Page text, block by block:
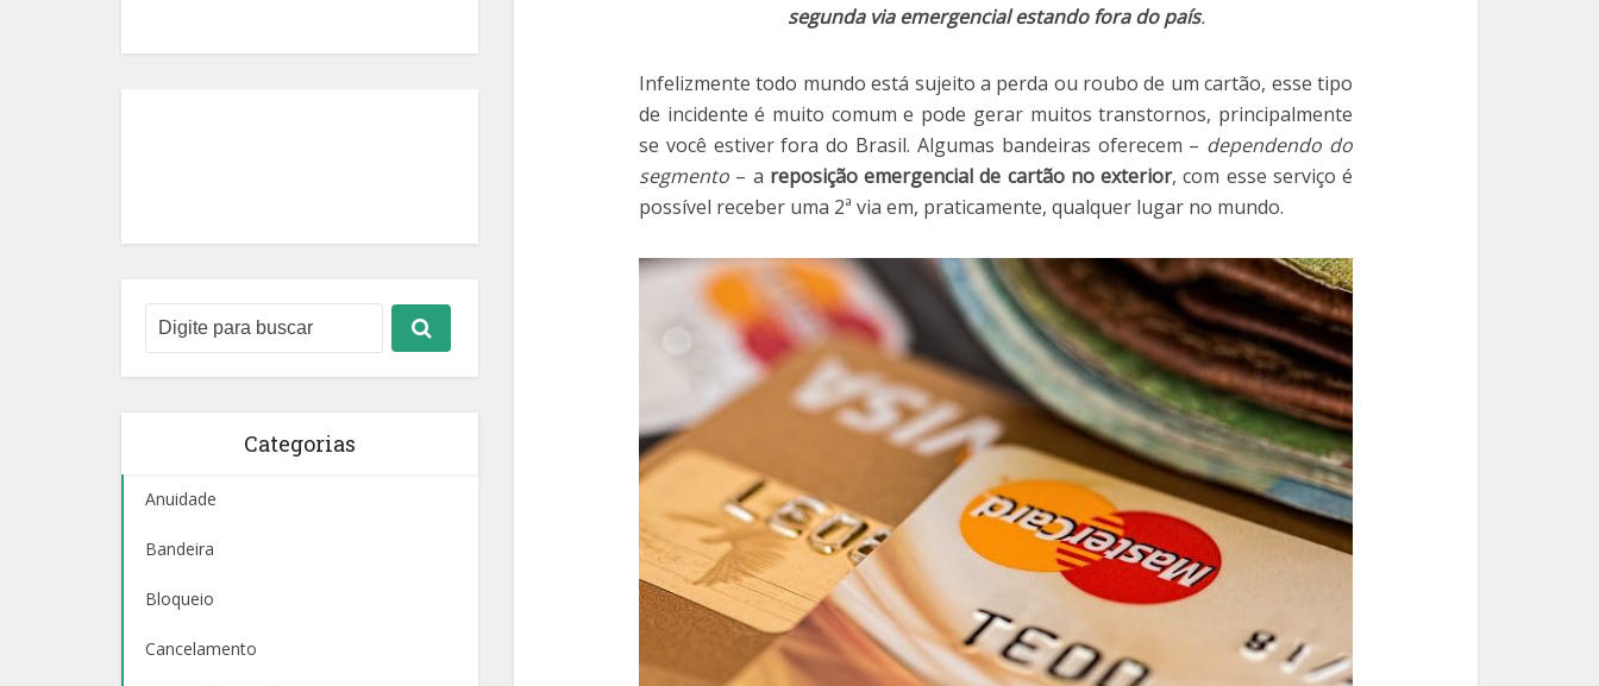
Categorias
Anuidade
Bandeira
Bloqueio
Cancelamento
segunda via emergencial estando fora do país.
Infelizmente todo mundo está sujeito a perda ou roubo de um cartão, esse tipo
de incidente é muito comum e pode gerar muitos transtornos, principalmente
se você estiver fora do Brasil. Algumas bandeiras oferecem – dependendo do
segmento – a reposição emergencial de cartão no exterior, com esse serviço é
possível receber uma 2ª via em, praticamente, qualquer lugar no mundo.